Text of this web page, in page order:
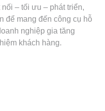
– tối ưu – phát triển,
để mang đến công cụ hỗ
nghiệp gia tăng
khách hàng.